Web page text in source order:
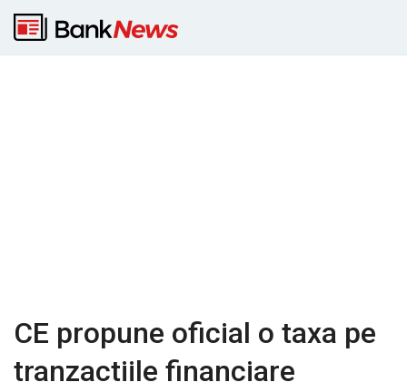
CE propune oficial o taxa pe
tranzactiile financiare